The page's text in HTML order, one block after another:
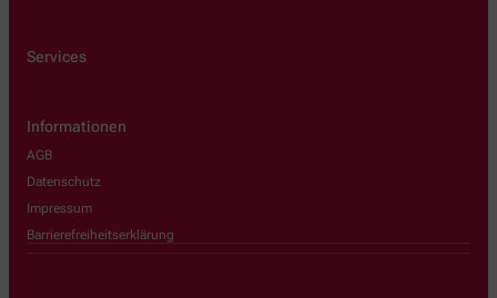
Services
Informationen
AGB
Datenschutz
Impressum
Barrierefreiheitserklärung